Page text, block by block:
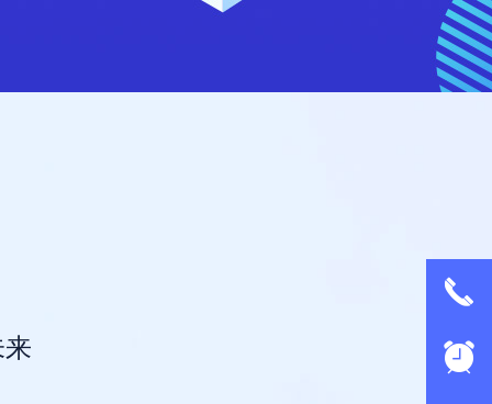
끅
뀥